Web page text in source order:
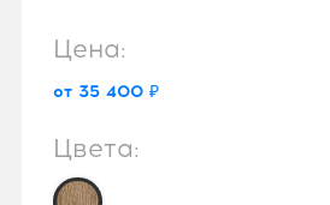
Цена:
от 35 400 ₽
Цвета: